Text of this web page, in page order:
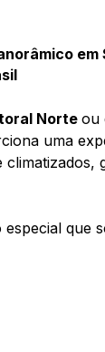
em
Norte ou
uma
que